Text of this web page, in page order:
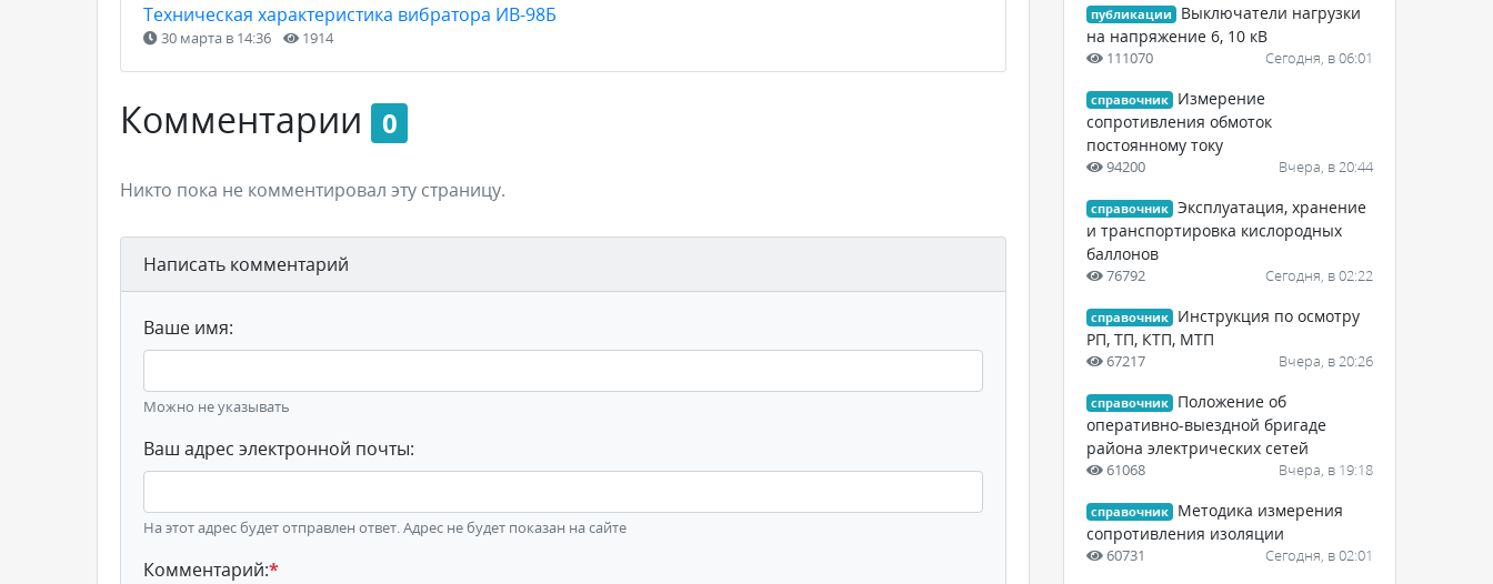
Техническая характеристика вибратора ИВ-98Б
30 марта в 14:36 1914
Комментарии 0
Никто пока не комментировал эту страницу.
Написать комментарий
Ваше имя:
Можно не указывать
Ваш адрес электронной почты:
На этот адрес будет отправлен ответ. Адрес не будет показан на сайте
Комментарий:*
публикации
Выключатели нагрузки
на напряжение 6, 10 кВ
111070 Сегодня, в 06:01
справочник
Измерение
сопротивления обмоток
постоянному току
94200 Вчера, в 20:44
справочник Эксплуатация, хранение
и транспортировка кислородных
баллонов
76792 Сегодня, в 02:22
справочник
Инструкция по осмотру
РП, ТП, КТП, МТП
67217 Вчера, в 20:26
справочник
Положение об
оперативно-выездной бригаде
района электрических сетей
61068 Вчера, в 19:18
справочник
Методика измерения
сопротивления изоляции
60731 Сегодня, в 02:01